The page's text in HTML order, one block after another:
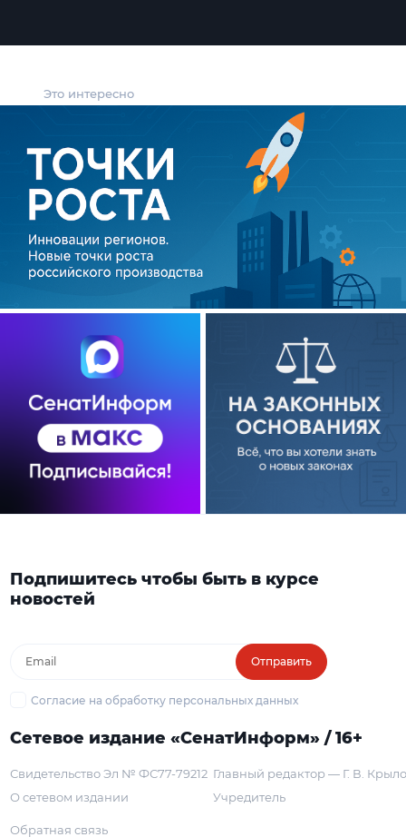
Это интересно
Подпишитесь чтобы быть в курсе
новостей
Отправить
Согласие на обработку персональных данных
Сетевое издание «СенатИнформ» / 16+
Свидетельство Эл № ФС77-79212
О сетевом издании
Главный редактор — Г. В.
Учредитель
Обратная связь